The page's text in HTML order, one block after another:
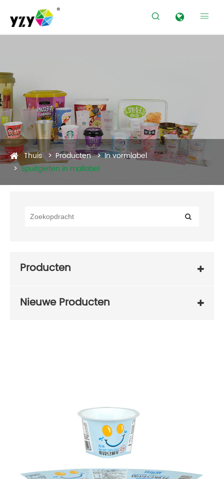
 
Producten
Thuis Producten
In vormlabel
Spuitgieten in mallabel
Producten
Nieuwe Producten